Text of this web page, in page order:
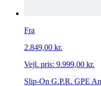
Fra
2.849,00 kr.
Vejl. pris: 9.999,00 kr.
Slip-On G.P.R. GPE